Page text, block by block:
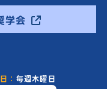
学会
： 毎週木曜日